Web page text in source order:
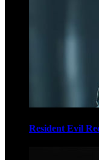
Resident Evil